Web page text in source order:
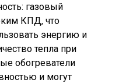
газовый
КПД, что
энергию и
тепла при
обогреватели
и могут